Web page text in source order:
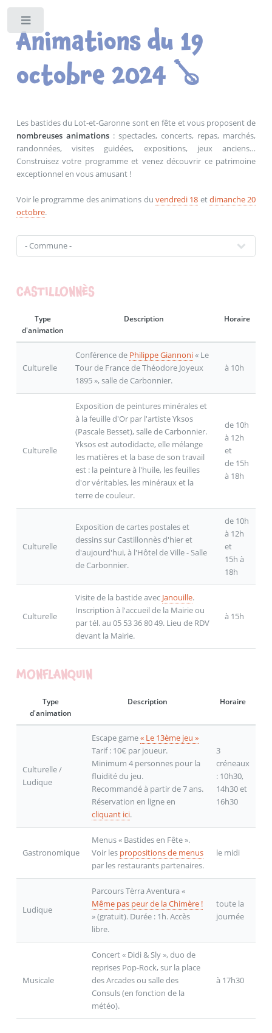
Animations du 19
octobre 2024 🪕
Les bastides du Lot-et-Garonne sont en fête et vous proposent de
nombreuses animations: spectacles, concerts, repas, marchés,
randonnées, visites guidées, expositions, jeux anciens…
Construisez votre programme et venez découvrir ce patrimoine
exceptionnel en vous amusant !
Voir le programme des animations du vendredi 18 etdimanche 20
octobre.
CASTILLONNÈS
Type
d'animation
Description Horaire
Culturelle
Conférence de Philippe Giannoni« Le
Tour de France de Théodore Joyeux
1895 », salle de Carbonnier.
à 10h
Culturelle
Exposition de peintures minérales et
à la feuille d'Or par l'artiste Yksos
(Pascale Besset), salle de Carbonnier.
Yksos est autodidacte, elle mélange
les matières et la base de son travail
est : la peinture à l'huile, les feuilles
d'or véritables, les minéraux et la
terre de couleur.
de 10h
à 12h
et
de 15h
à 18h
Culturelle
Exposition de cartes postales et
dessins sur Castillonnès d'hier et
d'aujourd'hui, à l'Hôtel de Ville - Salle
de Carbonnier.
de 10h
à 12h
et
15h à
18h
Culturelle
Visite de la bastide avec Janouille.
Inscription à l'accueil de la Mairie ou
par tél. au 05 53 36 80 49. Lieu de RDV
devant la Mairie.
à 15h
MONFLANQUIN
Type
d'animation
Description Horaire
Culturelle /
Ludique
Escape game« Le 13ème jeu »
Tarif : 10€ par joueur.
Minimum 4 personnes pour la
fluidité du jeu.
Recommandé à partir de 7 ans.
Réservation en ligne en
cliquant ici.
3
créneaux
: 10h30,
14h30 et
16h30
Gastronomique
Menus « Bastides en Fête ».
Voir les propositions de menus
par les restaurants partenaires.
le midi
Ludique
Parcours Tèrra Aventura «
Même pas peur de la Chimère !
» (gratuit). Durée : 1h. Accès
libre.
toute la
journée
Musicale
Concert « Didi & Sly », duo de
reprises Pop-Rock, sur la place
des Arcades ou salle des
Consuls (en fonction de la
météo).
à 17h30